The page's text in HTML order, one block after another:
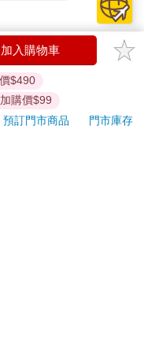
獲電話要求您前往
騙上當！
品須為全新狀態**
院消費者保護處公告之
加入購物車
$490
購價$99
預訂門市商品
門市庫存